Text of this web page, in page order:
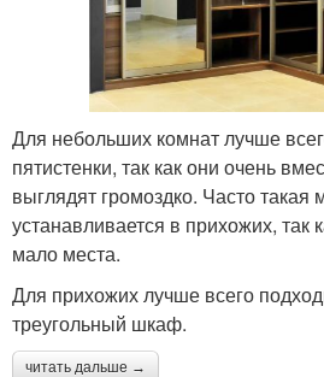
Для небольших комнат лучше
пятистенки, так как они очень
выглядят громоздко. Часто такая
устанавливается в прихожих, так
мало места.
Для прихожих лучше всего
треугольный шкаф.
читать дальше →